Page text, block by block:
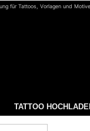
für Tattoos, Vorlagen und Motive
TATTOO